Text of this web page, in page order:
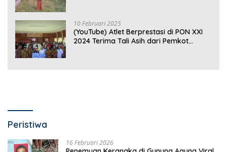
10 Februari 2025
(YouTube) Atlet Berprestasi di PON XXI
2024 Terima Tali Asih dari Pemkot
Peristiwa
16 Februari 2026